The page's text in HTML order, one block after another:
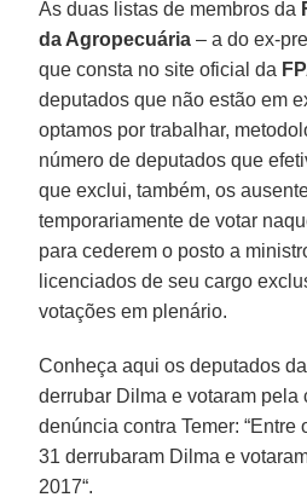
As duas listas de membros da
da Agropecuária – a do ex-
que consta no site oficial da
deputados que não estão em
optamos por trabalhar,
número de deputados que
que exclui, também, os
temporariamente de votar
para cederem o posto a
licenciados de seu cargo
votações em plenário.
Conheça aqui os deputados da
derrubar Dilma e votaram pela
denúncia contra Temer: “Entre
31 derrubaram Dilma e
2017“.